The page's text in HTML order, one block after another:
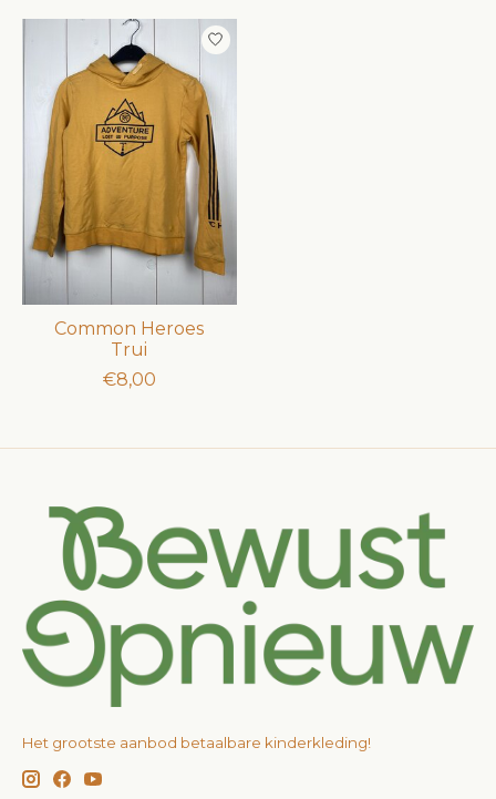
Common Heroes
Trui
€8,00
Het grootste aanbod betaalbare kinderkleding!